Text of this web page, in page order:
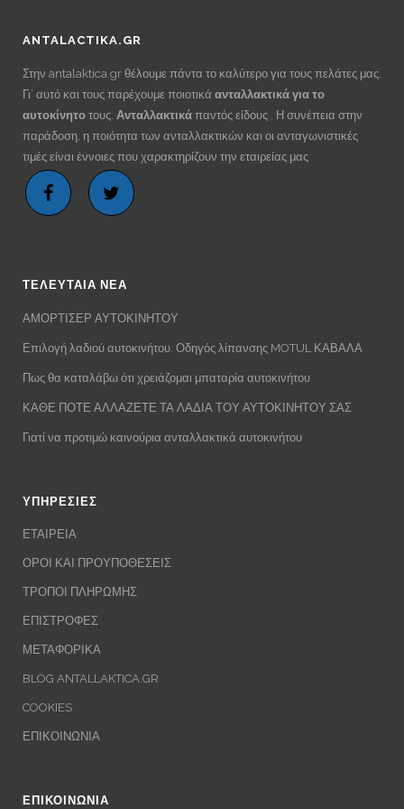
ANTALACTIKA.GR
Στην antalaktica.gr θέλουμε πάντα το καλύτερο για τους πελάτες μας.
Γι’ αυτό και τους παρέχουμε ποιοτικά ανταλλακτικά για το
αυτοκίνητο τους. Ανταλλακτικά παντός είδους . Η συνέπεια στην
παράδοση, η ποιότητα των ανταλλακτικών και οι ανταγωνιστικές
τιμές είναι έννοιες που χαρακτηρίζουν την εταιρείας μας
ΤΕΛΕΥΤΑΙΑ ΝΕΑ
ΑΜΟΡΤΙΣΕΡ ΑΥΤΟΚΙΝΗΤΟΥ
Επιλογή λαδιού αυτοκινήτου. Οδηγός λίπανσης MOTUL ΚΑΒΑΛΑ
Πως θα καταλάβω ότι χρειάζομαι μπαταρία αυτοκινήτου
ΚΑΘΕ ΠΟΤΕ ΑΛΛΑΖΕΤΕ ΤΑ ΛΑΔΙΑ ΤΟΥ ΑΥΤΟΚΙΝΗΤΟΥ ΣΑΣ
Γιατί να προτιμώ καινούρια ανταλλακτικά αυτοκινήτου
ΥΠΗΡΕΣΙΕΣ
ΕΤΑΙΡΕΙΑ
ΟΡΟΙ ΚΑΙ ΠΡΟΥΠΟΘΕΣΕΙΣ
ΤΡΟΠΟΙ ΠΛΗΡΩΜΗΣ
ΕΠΙΣΤΡΟΦΕΣ
ΜΕΤΑΦΟΡΙΚΑ
BLOG ANTALLAKTICA.GR
COOKIES
ΕΠΙΚΟΙΝΩΝΙΑ
ΕΠΙΚΟΙΝΩΝΙΑ